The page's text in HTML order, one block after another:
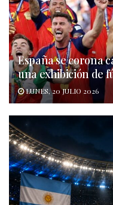
España se corona
una exhibición de
LUNES, 20 JULIO 2026